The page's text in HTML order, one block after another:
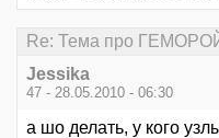
Re: Тема про
Jessika
47 - 28.05.2010 - 06:30
а шо делать, у кого